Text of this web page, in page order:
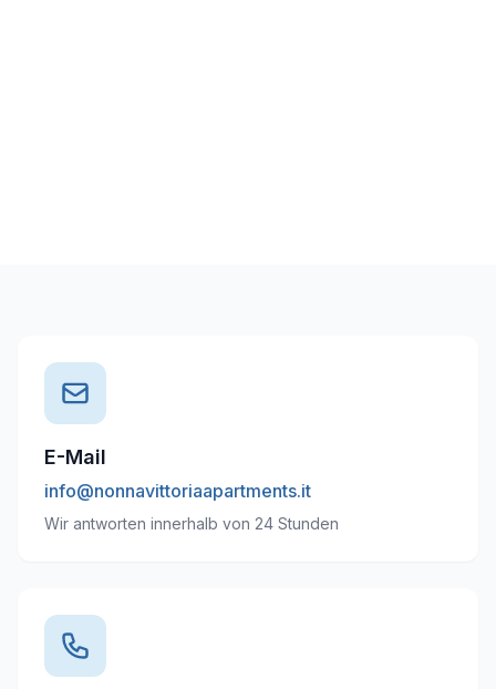
E-Mail
info@nonnavittoriaapartments.it
Wir antworten innerhalb von 24 Stunden